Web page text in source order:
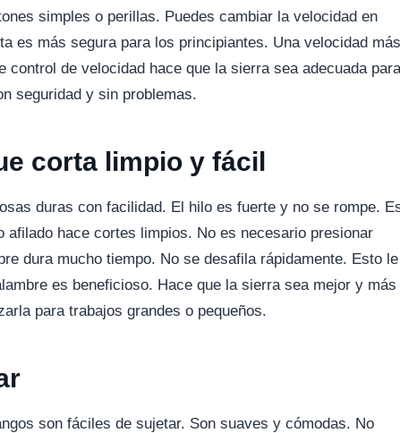
simples o perillas. Puedes cambiar la velocidad en
es más segura para los principiantes. Una velocidad más
control de velocidad hace que la sierra sea adecuada para
seguridad y sin problemas.
corta limpio y fácil
duras con facilidad. El hilo es fuerte y no se rompe.
hace cortes limpios. No es necesario presionar
dura mucho tiempo. No se desafila rápidamente. Esto le
es beneficioso. Hace que la sierra sea mejor y más
para trabajos grandes o pequeños.
son fáciles de sujetar. Son suaves y cómodas. No